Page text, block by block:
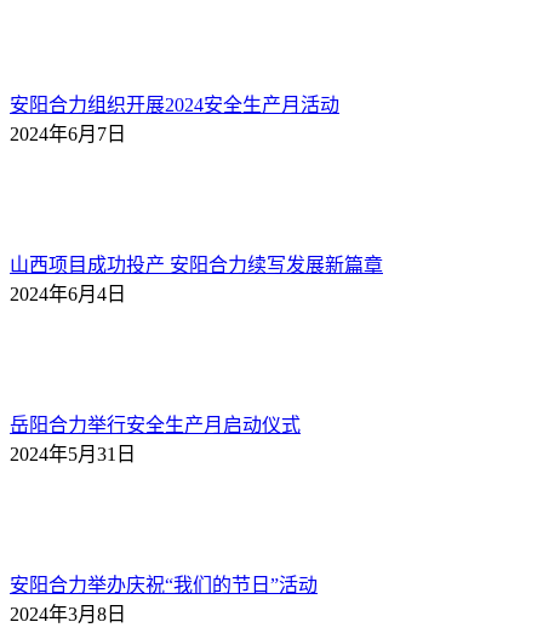
安阳合力组织开展2024安全生产月活动
2024年6月7日
山西项目成功投产 安阳合力续写发展新篇章
2024年6月4日
岳阳合力举行安全生产月启动仪式
2024年5月31日
安阳合力举办庆祝“我们的节日”活动
2024年3月8日